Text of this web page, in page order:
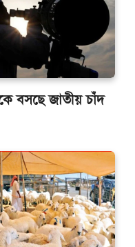
বসছে জাতীয় চাঁদ